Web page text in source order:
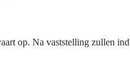
op. Na vaststelling zullen